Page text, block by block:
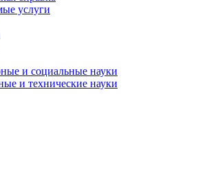
услуги
и социальные науки
и технические науки